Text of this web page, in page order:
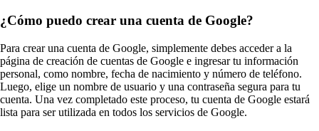
¿Cómo puedo crear una cuenta de Google?
Para crear una cuenta de Google, simplemente debes acceder a la
página de creación de cuentas de Google e ingresar tu información
personal, como nombre, fecha de nacimiento y número de teléfono.
Luego, elige un nombre de usuario y una contraseña segura para tu
cuenta. Una vez completado este proceso, tu cuenta de Google estará
lista para ser utilizada en todos los servicios de Google.